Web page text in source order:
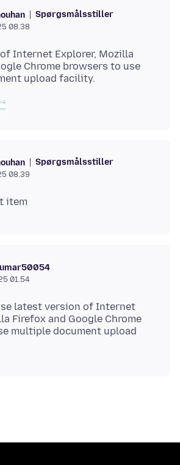
Spørgsmålsstiller
08.38
Internet Explorer, Mozilla
Chrome browsers to use
Spørgsmålsstiller
08.39
item
01.54
latest version of Internet
Firefox and Google Chrome
multiple document upload